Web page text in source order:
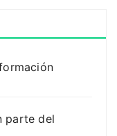
parte del